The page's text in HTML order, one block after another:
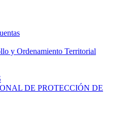
y Ordenamiento Territorial
DE PROTECCIÓN DE